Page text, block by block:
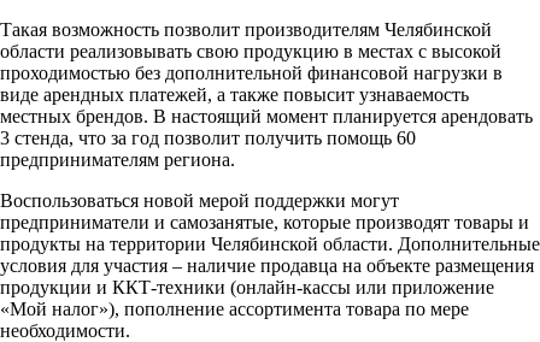
Такая возможность позволит производителям Челябинской
области реализовывать свою продукцию в местах с высокой
проходимостью без дополнительной финансовой нагрузки в
виде арендных платежей, а также повысит узнаваемость
местных брендов. В настоящий момент планируется арендовать
3 стенда, что за год позволит получить помощь 60
предпринимателям региона.
Воспользоваться новой мерой поддержки могут
предприниматели и самозанятые, которые производят товары и
продукты на территории Челябинской области. Дополнительные
условия для участия – наличие продавца на объекте размещения
продукции и ККТ-техники (онлайн-кассы или приложение
«Мой налог»), пополнение ассортимента товара по мере
необходимости.